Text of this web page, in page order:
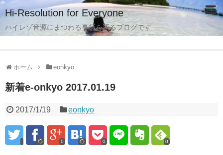
Hi-Resolution for Everyone
ハイレゾ音源にまつわる事柄を語るブログです
ホーム eonkyo
新着e-onkyo 2017.01.19
2017/1/19 eonkyo
0 0 0